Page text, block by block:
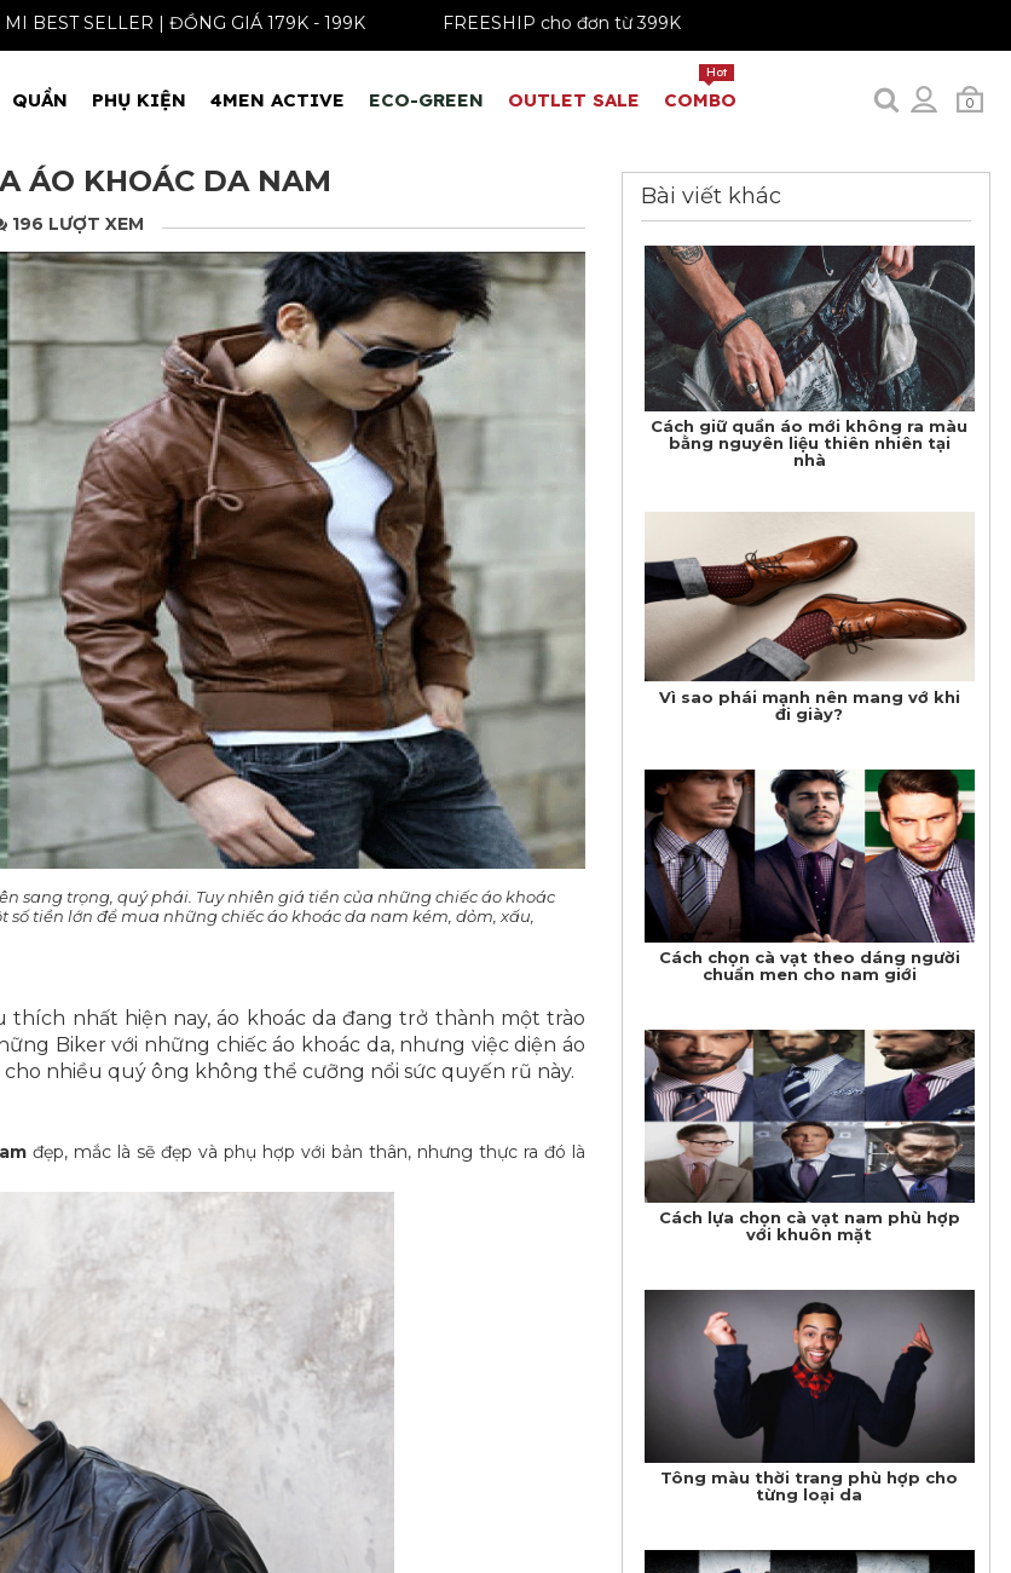
ÁO SƠ MI BEST SELLER | ĐỒNG GIÁ 179K - 199K FREESHIP cho đơn từ 399K
0
QUẦN PHỤ KIỆN 4MEN ACTIVE ECO-GREEN OUTLET SALE COMBO
Hot
ÁO KHOÁC DA NAM
196 LƯỢT XEM
sang trọng, quý phái. Tuy nhiên giá tiền của những chiếc áo khoác
tiền lớn để mua những chiếc áo khoác da nam kém, dỏm, xấu,
thích nhất hiện nay, áo khoác da đang trở thành một trào
Biker với những chiếc áo khoác da, nhưng việc diện áo
nhiều quý ông không thể cưỡng nổi sức quyến rũ này.
đẹp, mắc là sẽ đẹp và phụ hợp với bản thân, nhưng thực ra đó là
Bài viết khác
Cách giữ quần áo mới không ra màu
bằng nguyên liệu thiên nhiên tại
nhà
Vì sao phái mạnh nên mang vớ khi
đi giày?
Cách chọn cà vạt theo dáng người
chuẩn men cho nam giới
Cách lựa chọn cà vạt nam phù hợp
với khuôn mặt
Tông màu thời trang phù hợp cho
từng loại da